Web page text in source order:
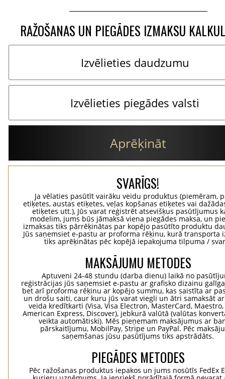
RAŽOŠANAS UN PIEGĀDES IZMAKSU
Aprēķināt
SVARĪGS!
Ja vēlaties pasūtīt vairāku veidu produktus (piemēram,
etiķetes, austas etiķetes, veļas kopšanas etiķetes vai
etiķetes utt.), Jūs varat reģistrēt atsevišķus pasūtījumus
modelim, jums būs jāmaksā viena piegādes maksa, un
izmaksas tiks pārrēķinātas par kopējo pasūtīto produktu
Jūs saņemsiet e-pastu ar proforma rēķinu, kurā transporta
tiks aprēķinātas pēc kopējā iepakojuma tilpuma /
MAKSĀJUMU METODES
Aptuveni 24-48 stundu (darba dienu) laikā no
reģistrācijas jūs saņemsiet e-pastu ar grafisko dizainu
bet arī proforma rēķinu ar kopējo summu, kas saistīta ar
un drošu saiti, caur kuru jūs varat viegli un ātri samaksāt
veida kredītkarti (Visa, Visa Electron, MasterCard,
American Express, Discover), jebkurā valūtā (valūtas
veikta automātiski). Mēs pieņemam maksājumus ar
pārskaitījumu, MobilPay, Stripe un PayPal. Pēc
saņemšanas jūsu pasūtījums tiks apstrādāts.
PIEGĀDES METODES
Pēc ražošanas produktus iepakos un jums nosūtīs FedEx